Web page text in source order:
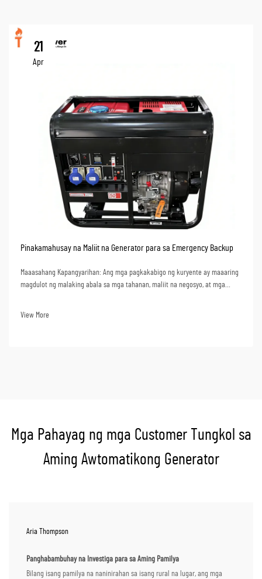
21
Apr
Pinakamahusay na Maliit na Generator para sa Emergency Backup
Maaasahang Kapangyarihan: Ang mga pagkakabigo ng kuryente ay maaaring
magdulot ng malaking abala sa mga tahanan, maliit na negosyo, at mga
View More
Mga Pahayag ng mga Customer Tungkol sa
Aming Awtomatikong Generator
Aria Thompson
Panghabambuhay na Investiga para sa Aming Pamilya
Bilang isang pamilya na naninirahan sa isang rural na lugar, ang mga